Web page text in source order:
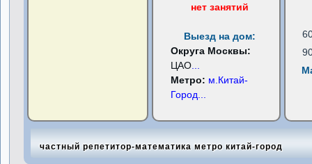
нет занятий
Выезд на дом:
Округа Москвы:
ЦАО
Метро: м.Китай-
Город
частный репетитор-математика метро китай-город